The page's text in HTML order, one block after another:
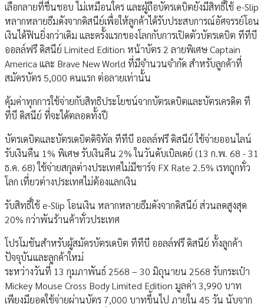
เลือกลายที่ชื่นชอบ ไม่เหมือนใคร และผู้ถือบัตรเดบิตยังมีสิทธิ์ใช้ e-Slip
หลากหลายธีมดังจากดิสนีย์เพื่อให้ลูกค้าได้รับประสบการณ์อัศจรรย์โอน
เงินได้ฟินยิ่งกว่าเดิม และครั้งแรกของโลกกับการเปิดตัวบัตรเดบิต ทีทีบี
ออลล์ฟรี ดิสนีย์ Limited Edition หน้าบัตร 2 ลายพิเศษ Captain
America และ Brave New World ที่มีจำนวนจำกัด สำหรับลูกค้าที่
สมัครบัตร 5,000 คนแรก ต่อลายเท่านั้น
คุ้มค่าทุกการใช้จ่ายกับสิทธิประโยชน์จากบัตรเดบิตและบัตรเครดิต ที
ทีบี ดิสนีย์ ที่จะได้ตลอดทั้งปี
บัตรเดบิตและบัตรเดบิตดิจิทัล ทีทีบี ออลล์ฟรี ดิสนีย์ ใช้จ่ายออนไลน์
รับเงินคืน 1% พิเศษ รับเงินคืน 2% ในวันดับเบิลเดย์ (13 ก.พ. 68 - 31
ธ.ค. 68) ใช้จ่ายสกุลต่างประเทศไม่มีชาร์จ FX Rate 2.5% เรทถูกทั่ว
โลก เที่ยวต่างประเทศไม่ต้องแลกเงิน
รับสิทธิ์ใช้ e-Slip โอนเงิน หลากหลายธีมดังจากดิสนีย์ ส่วนลดสูงสุด
20% กว่าพันร้านค้าทั่วประเทศ
โปรโมชันสำหรับผู้สมัครบัตรเดบิต ทีทีบี ออลล์ฟรี ดิสนีย์ ทั้งลูกค้า
ปัจจุบันและลูกค้าใหม่
ระหว่างวันที่ 13 กุมภาพันธ์ 2568 – 30 มิถุนายน 2568 รับกระเป๋า
Mickey Mouse Cross Body Limited Edition มูลค่า 3,990 บาท
เพียงมียอดใช้จ่ายผ่านบัตร 7,000 บาทขึ้นไป ภายใน 45 วัน นับจาก